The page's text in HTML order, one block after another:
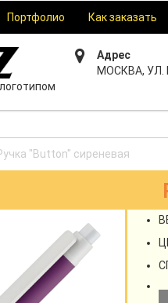
Портфолио Как заказать
Адрес
МОСКВА, УЛ.
"Button" сиреневая